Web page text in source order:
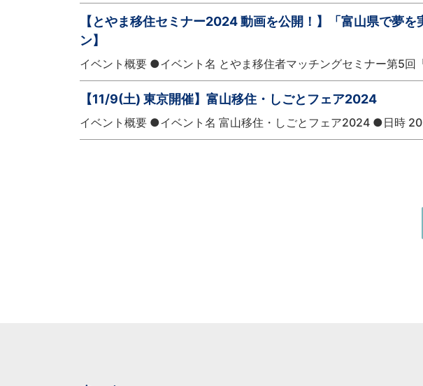
【とやま移住セミナー2024 動画を公開！】「富山県で夢
ン】
イベント概要 ●イベント名 とやま移住者マッチングセミナー第5
【11/9(土) 東京開催】富山移住・しごとフェア2024
イベント概要 ●イベント名 富山移住・しごとフェア2024 ●日時